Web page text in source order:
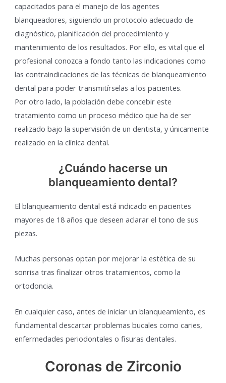
capacitados para el manejo de los agentes
blanqueadores, siguiendo un protocolo adecuado de
diagnóstico, planificación del procedimiento y
mantenimiento de los resultados. Por ello, es vital que el
profesional conozca a fondo tanto las indicaciones como
las contraindicaciones de las técnicas de blanqueamiento
dental para poder transmitírselas a los pacientes.
Por otro lado, la población debe concebir este
tratamiento como un proceso médico que ha de ser
realizado bajo la supervisión de un dentista, y únicamente
realizado en la clínica dental.
¿Cuándo hacerse un
blanqueamiento dental?
El blanqueamiento dental está indicado en pacientes
mayores de 18 años que deseen aclarar el tono de sus
piezas.
Muchas personas optan por mejorar la estética de su
sonrisa tras finalizar otros tratamientos, como la
ortodoncia.
En cualquier caso, antes de iniciar un blanqueamiento, es
fundamental descartar problemas bucales como caries,
enfermedades periodontales o fisuras dentales.
Coronas de Zirconio